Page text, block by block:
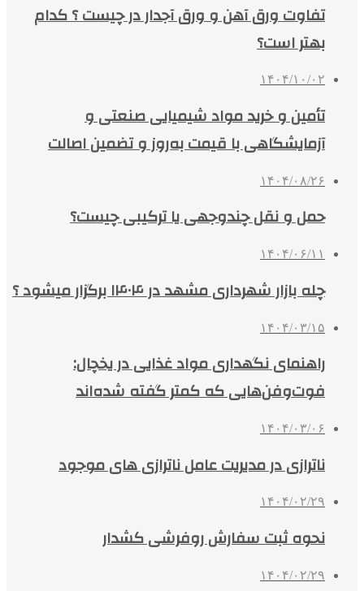
تفاوت ورق آهن و ورق آجدار در چیست ؟ کدام
بهتر است؟
۱۴۰۴/۱۰/۰۲
تأمین و خرید مواد شیمیایی صنعتی و
آزمایشگاهی با قیمت به‌روز و تضمین اصالت
۱۴۰۴/۰۸/۲۶
حمل و نقل چندوجهی یا ترکیبی چیست؟
۱۴۰۴/۰۶/۱۱
چله بازار شهرداری مشهد در ۱۴۰۴ برگزار میشود ؟
۱۴۰۴/۰۳/۱۵
راهنمای نگهداری مواد غذایی در یخچال:
فوت‌وفن‌هایی که کمتر گفته شده‌اند
۱۴۰۴/۰۳/۰۶
ناترازی در مدیریت عامل ناترازی های موجود
۱۴۰۴/۰۲/۲۹
نحوه ثبت سفارش روفرشی کشدار
۱۴۰۴/۰۲/۲۹